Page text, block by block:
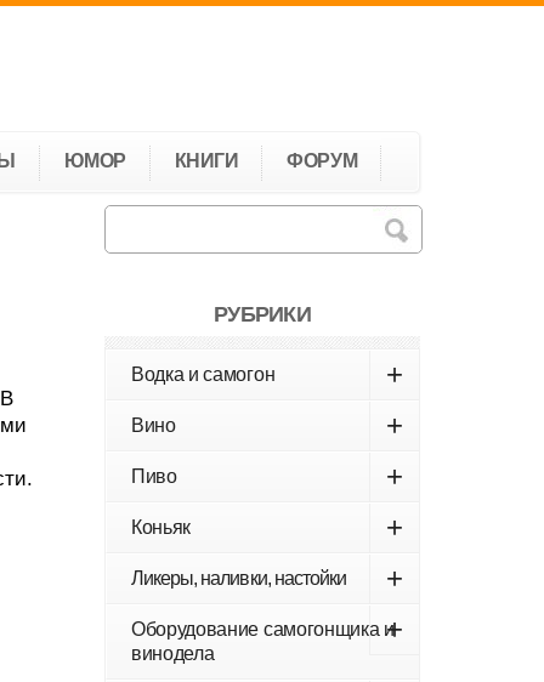
ЮМОР КНИГИ ФОРУМ
РУБРИКИ
Водка и самогон +
Вино +
Пиво +
Коньяк +
Ликеры, наливки, настойки +
Оборудование самогонщика и
винодела
+